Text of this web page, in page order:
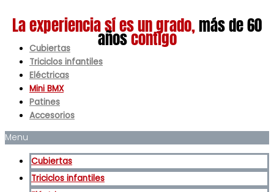
La experiencia sí es un grado,más de 60
añoscontigo
Cubiertas
Triciclos infantiles
Eléctricas
Mini BMX
Patines
Accesorios
Menu
Cubiertas
Triciclos infantiles